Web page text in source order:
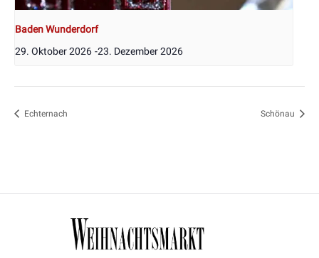
Baden Wunderdorf
29. Oktober 2026 -23. Dezember 2026
Echternach Schönau